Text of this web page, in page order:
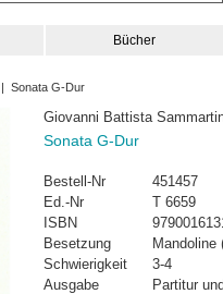
Bücher
| Sonata G-Dur
Giovanni Battista
Sonata G-Dur
Bestell-Nr
451457
Ed.-Nr
T 6659
ISBN
Besetzung
Mandoline
Schwierigkeit
3-4
Ausgabe
Partitur